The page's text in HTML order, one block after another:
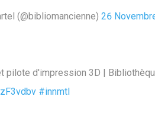
(@bibliomancienne) 26
pilote d'impression 3D |
#innmtl